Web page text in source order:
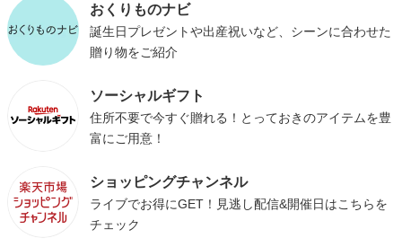
おくりものナビ
誕生日プレゼントや出産祝いなど、シーンに合わせた
贈り物をご紹介
ソーシャルギフト
住所不要で今すぐ贈れる！とっておきのアイテムを豊
富にご用意！
ショッピングチャンネル
ライブでお得にGET！見逃し配信&開催日はこちらを
チェック